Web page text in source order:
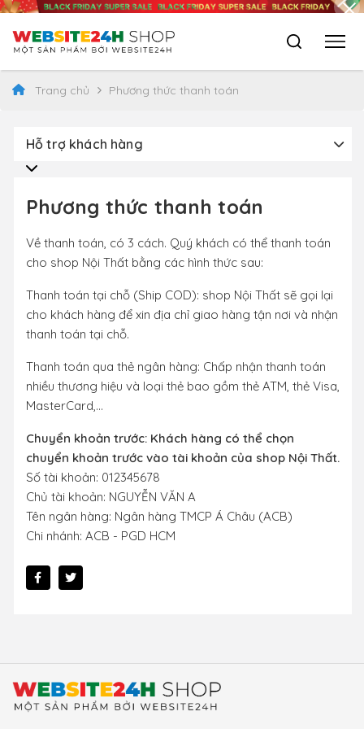
Trang chủ Phương thức thanh toán
Hỗ trợ khách hàng
Phương thức thanh toán
Về thanh toán, có 3 cách. Quý khách có thể thanh toán
cho shop Nội Thất bằng các hình thức sau:
Thanh toán tại chỗ (Ship COD): shop Nội Thất sẽ gọi lại
cho khách hàng để xin địa chỉ giao hàng tận nơi và nhận
thanh toán tại chỗ.
Thanh toán qua thẻ ngân hàng: Chấp nhận thanh toán
nhiều thương hiệu và loại thẻ bao gồm thẻ ATM, thẻ Visa,
MasterCard,...
Chuyển khoản trước: Khách hàng có thể chọn
chuyển khoản trước vào tài khoản của shop Nội Thất.
Số tài khoản: 012345678
Chủ tài khoản: NGUYỄN VĂN A
Tên ngân hàng: Ngân hàng TMCP Á Châu (ACB)
Chi nhánh: ACB - PGD HCM